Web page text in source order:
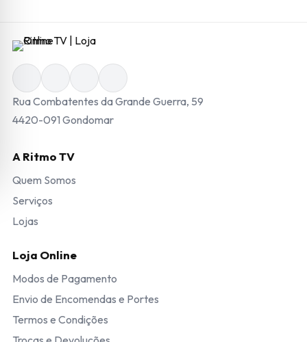
Rua Combatentes da Grande Guerra, 59
4420-091 Gondomar
A Ritmo TV
Quem Somos
Serviços
Lojas
Loja Online
Modos de Pagamento
Envio de Encomendas e Portes
Termos e Condições